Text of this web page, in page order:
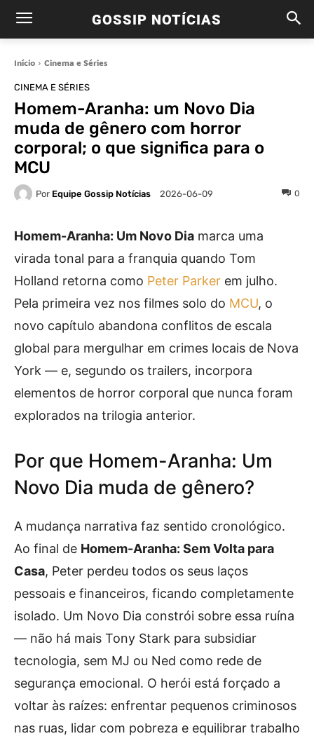
GOSSIP NOTÍCIAS
Início Cinema e Séries
CINEMA E SÉRIES
Homem-Aranha: um Novo Dia
muda de gênero com horror
corporal; o que significa para o
MCU
Por Equipe Gossip Notícias 2026-06-09 0
Homem-Aranha: Um Novo Dia marca uma
virada tonal para a franquia quando Tom
Holland retorna como Peter Parker em julho.
Pela primeira vez nos filmes solo do MCU, o
novo capítulo abandona conflitos de escala
global para mergulhar em crimes locais de Nova
York — e, segundo os trailers, incorpora
elementos de horror corporal que nunca foram
explorados na trilogia anterior.
Por que Homem-Aranha: Um
Novo Dia muda de gênero?
A mudança narrativa faz sentido cronológico.
Ao final de Homem-Aranha: Sem Volta para
Casa, Peter perdeu todos os seus laços
pessoais e financeiros, ficando completamente
isolado. Um Novo Dia constrói sobre essa ruína
— não há mais Tony Stark para subsidiar
tecnologia, sem MJ ou Ned como rede de
segurança emocional. O herói está forçado a
voltar às raízes: enfrentar pequenos criminosos
nas ruas, lidar com pobreza e equilibrar trabalho